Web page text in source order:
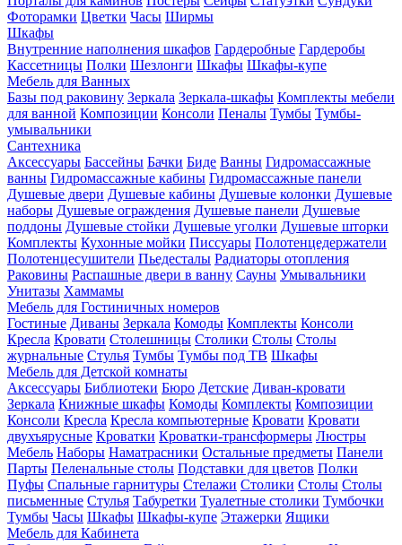
Фоторамки Цветки Часы Ширмы
Шкафы
Внутренние наполнения шкафов Гардеробные Гардеробы
Кассетницы Полки Шезлонги Шкафы Шкафы-купе
Мебель для Ванных
Базы под раковину Зеркала Зеркала-шкафы Комплекты мебели
для ванной Композиции Консоли Пеналы Тумбы Тумбы-
умывальники
Сантехника
Аксессуары Бассейны Бачки Биде Ванны Гидромассажные
ванны Гидромассажные кабины Гидромассажные панели
Душевые двери Душевые кабины Душевые колонки Душевые
наборы Душевые ограждения Душевые панели Душевые
поддоны Душевые стойки Душевые уголки Душевые шторки
Комплекты Кухонные мойки Писсуары Полотенцедержатели
Полотенцесушители Пьедесталы Радиаторы отопления
Раковины Распашные двери в ванну Сауны Умывальники
Унитазы Хаммамы
Мебель для Гостиничных номеров
Гостиные Диваны Зеркала Комоды Комплекты Консоли
Кресла Кровати Столешницы Столики Столы Столы
журнальные Стулья Тумбы Тумбы под ТВ Шкафы
Мебель для Детской комнаты
Аксессуары Библиотеки Бюро Детские Диван-кровати
Зеркала Книжные шкафы Комоды Комплекты Композиции
Консоли Кресла Кресла компьютерные Кровати Кровати
двухъярусные Кроватки Кроватки-трансформеры Люстры
Мебель Наборы Наматрасники Остальные предметы Панели
Парты Пеленальные столы Подставки для цветов Полки
Пуфы Спальные гарнитуры Стелажи Столики Столы Столы
письменные Стулья Табуретки Туалетные столики Тумбочки
Тумбы Часы Шкафы Шкафы-купе Этажерки Ящики
Мебель для Кабинета